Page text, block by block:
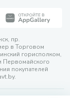
пр.
в Торговом
горисполком,
Первомайского
покупателей